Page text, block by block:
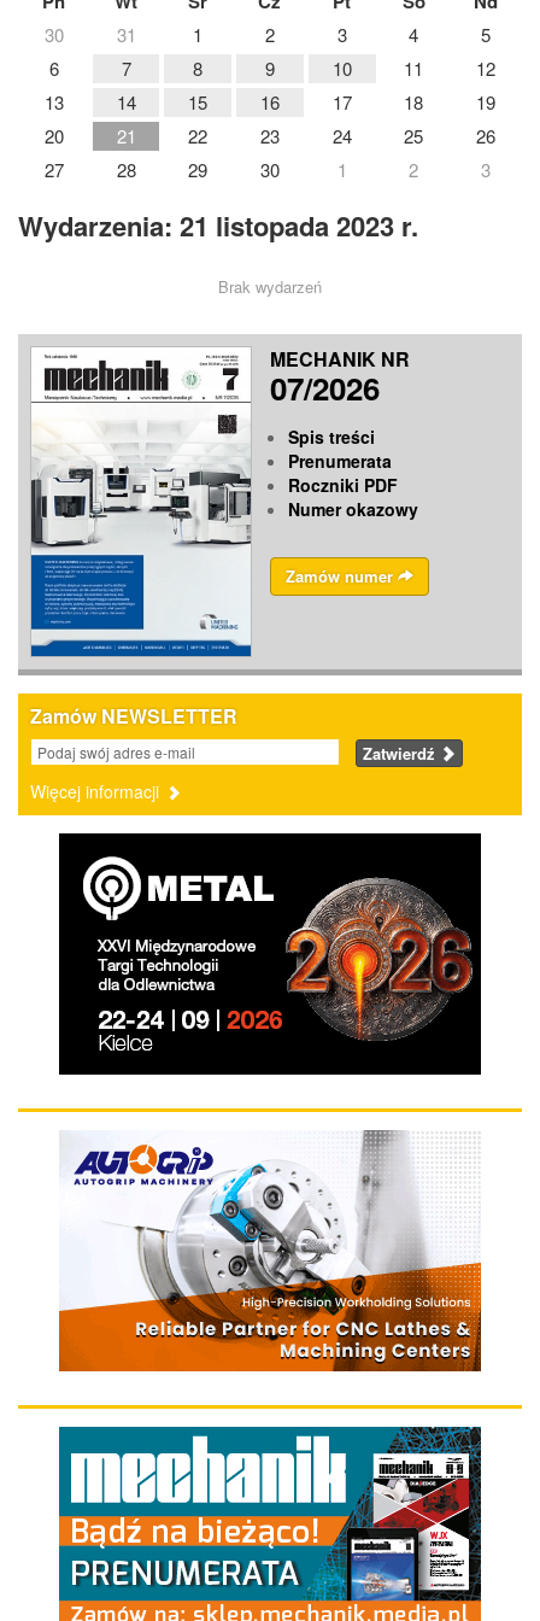
30 31 1 2 3 4
5
6
7 8 9 10 11
12
13
14 15 16 17 18
19
20
21 22 23 24 25
26
27
28 29 30 1 2 3
Wydarzenia: 21 listopada 2023 r.
Brak wydarzeń
MECHANIK NR
07/2026
Spis treści
Prenumerata
Roczniki PDF
Numer okazowy
Zamów numer
Zamów NEWSLETTER
Zatwierdź
Więcej informacji